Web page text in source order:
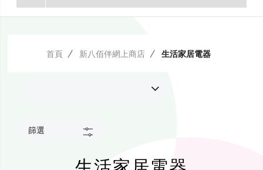
首頁 新八佰伴網上商店 生活家居電器
篩選